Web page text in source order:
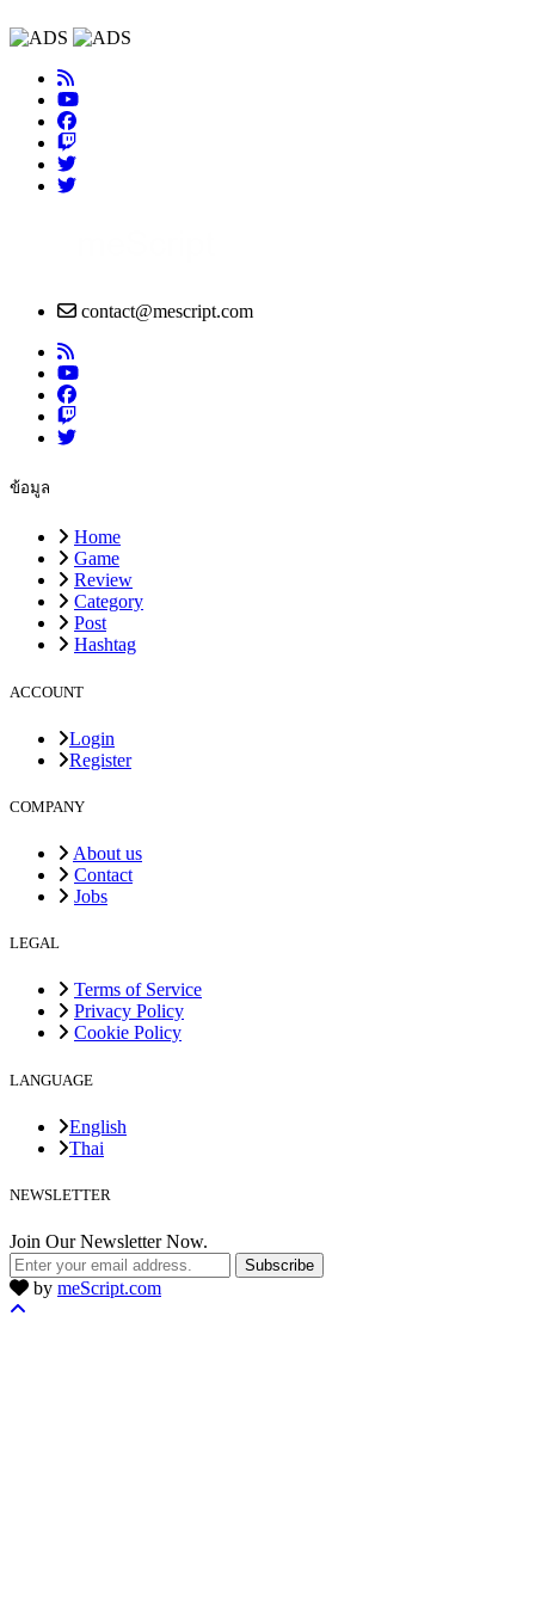
contact@mescript.com
ข้อมูล
Home
Game
Review
Category
Post
Hashtag
ACCOUNT
Login
Register
COMPANY
About us
Contact
Jobs
LEGAL
Terms of Service
Privacy Policy
Cookie Policy
LANGUAGE
English
Thai
NEWSLETTER
Join Our Newsletter Now.
Subscribe
by meScript.com